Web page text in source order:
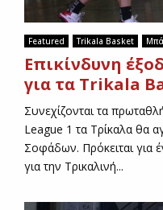
Featured Trikala Basket
Επικίνδυνη
για τα Trikala
Συνεχίζονται τα
League 1 τα Τρίκαλα θα
Σοφάδων. Πρόκειται για
για την Τρικαλινή...